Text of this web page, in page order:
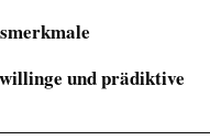
und prädiktive